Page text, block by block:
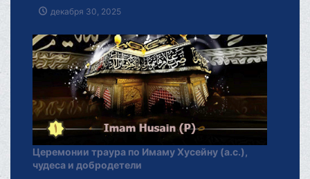
декабря 30, 2025
Церемонии траура по Имаму Хусейну (а.с.),
чудеса и добродетели